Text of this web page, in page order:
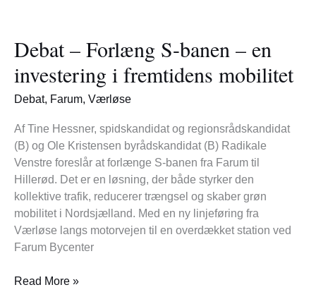
Debat – Forlæng S-banen – en
investering i fremtidens mobilitet
Debat, Farum, Værløse
Af Tine Hessner, spidskandidat og regionsrådskandidat
(B) og Ole Kristensen byrådskandidat (B) Radikale
Venstre foreslår at forlænge S-banen fra Farum til
Hillerød. Det er en løsning, der både styrker den
kollektive trafik, reducerer trængsel og skaber grøn
mobilitet i Nordsjælland. Med en ny linjeføring fra
Værløse langs motorvejen til en overdækket station ved
Farum Bycenter
Forlæng
S-
banen
–
investering
i
fremtidens
mobilitet
Read More »